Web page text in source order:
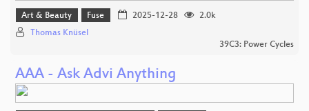
Art & Beauty Fuse 2025-12-28
2.0k
Thomas Knüsel
39C3: Power Cycles
AAA - Ask Advi Anything